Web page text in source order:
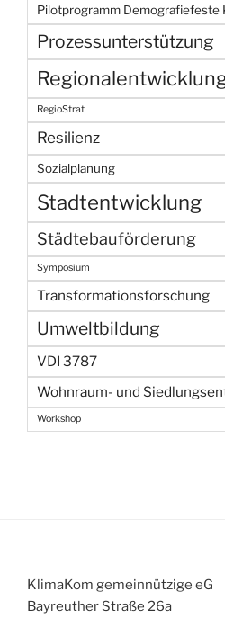
Pilotprogramm Demografiefeste
Prozessunterstützung
RegioStrat
Resilienz
Sozialplanung
Stadtentwicklung
Städtebauförderung
Symposium
Transformationsforschung
Umweltbildung
VDI 3787
Wohnraum- und
Workshop
KlimaKom gemeinnützige eG
Bayreuther Straße 26a